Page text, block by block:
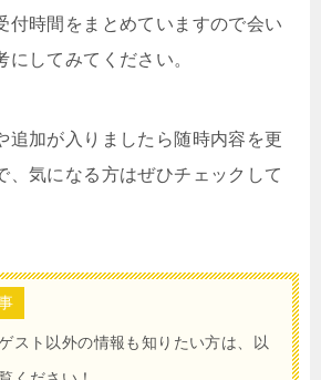
付時間をまとめていますので会い
にしてみてください。
追加が入りましたら随時内容を更
、気になる方はぜひチェックして
スト以外の情報も知りたい方は、以